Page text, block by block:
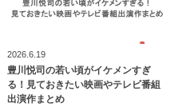
2026.6.19
豊川悦司の若い頃がイケメンすぎ
る！見ておきたい映画やテレビ番組
出演作まとめ